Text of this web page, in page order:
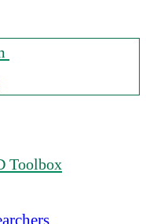
Toolbox